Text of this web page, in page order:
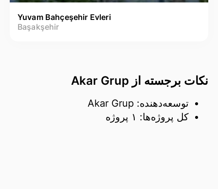
Yuvam Bahçeşehir Evleri
Başakşehir
نکات برجسته از Akar Grup
توسعه‌دهنده: Akar Grup
کل پروژه‌ها: ۱ پروژه